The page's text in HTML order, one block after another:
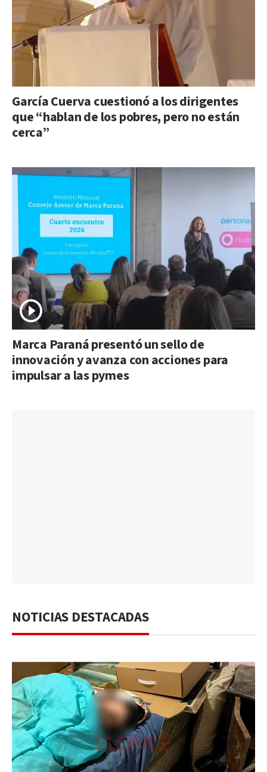
García Cuerva cuestionó a los dirigentes
que “hablan de los pobres, pero no están
cerca”
Marca Paraná presentó un sello de
innovación y avanza con acciones para
impulsar a las pymes
NOTICIAS DESTACADAS